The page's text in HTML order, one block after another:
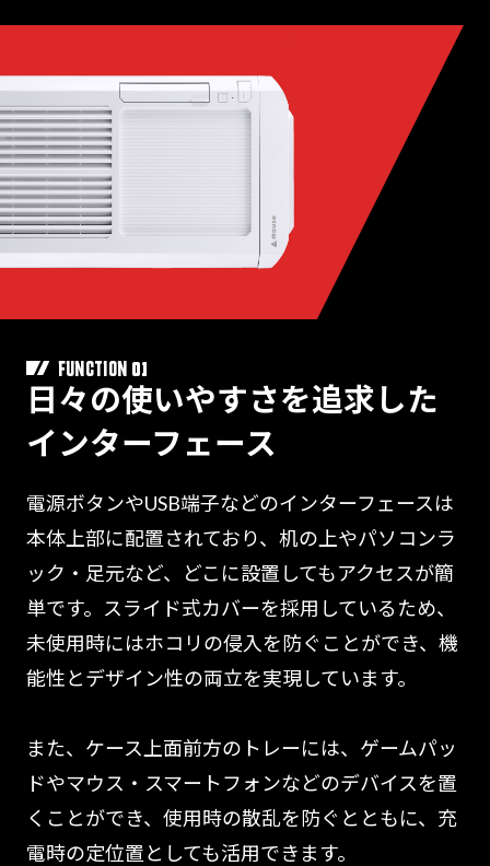
FUNCTION 01
日々の使いやすさを追求した
インターフェース
電源ボタンやUSB端子などのインターフェースは
本体上部に配置されており、机の上やパソコンラ
ック・足元など、どこに設置してもアクセスが簡
単です。スライド式カバーを採用しているため、
未使用時にはホコリの侵入を防ぐことができ、機
能性とデザイン性の両立を実現しています。
また、ケース上面前方のトレーには、ゲームパッ
ドやマウス・スマートフォンなどのデバイスを置
くことができ、使用時の散乱を防ぐとともに、充
電時の定位置としても活用できます。